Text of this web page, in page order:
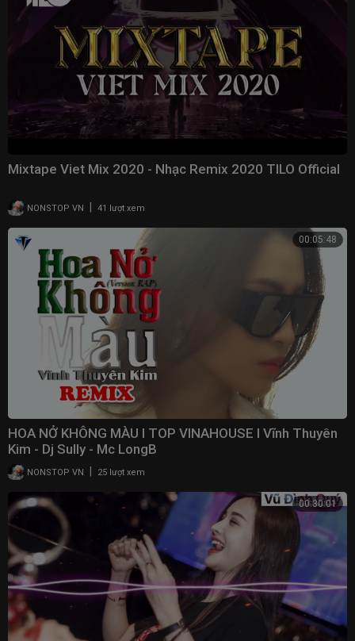
Mixtape Viet Mix 2020 - Nhạc Remix 2020 TILO Official
NONSTOP VN 41 lượt xem
00:05:48
HOA NỞ KHÔNG MÀU I TOP VINAHOUSE I Vĩnh Thuyên
Kim - Dj Sully - Mc LongB
NONSTOP VN | 25 lượt xem
00:30:01